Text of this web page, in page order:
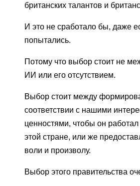
британских талантов и
И это не сработало бы, даже
попытались.
Потому что выбор стоит не
ИИ или его отсутствием.
Выбор стоит между
соответствии с нашими
ценностями, чтобы он работал
этой стране, или же
воли и произволу.
Выбор этого правительства